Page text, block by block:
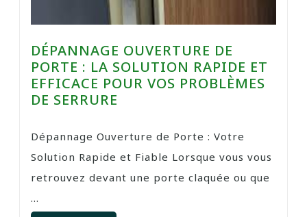
DÉPANNAGE OUVERTURE DE
PORTE : LA SOLUTION RAPIDE ET
EFFICACE POUR VOS PROBLÈMES
DE SERRURE
Dépannage Ouverture de Porte : Votre
Solution Rapide et Fiable Lorsque vous vous
retrouvez devant une porte claquée ou que
...